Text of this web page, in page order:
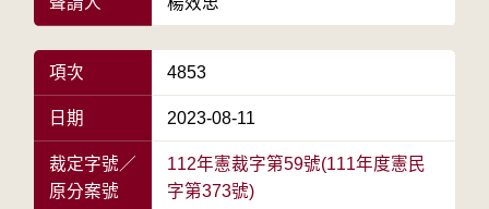
項次 4853
日期 2023-08-11
裁定字號／
原分案號
112年憲裁字第59號(111年度憲民
字第373號)